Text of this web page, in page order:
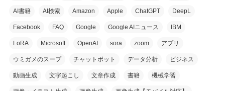
AI書籍 AI検索 Amazon Apple ChatGPT DeepL
Facebook FAQ Google Google AIニュース IBM
LoRA Microsoft OpenAI sora zoom アプリ
ウミガメのスープ チャットボット データ分析 ビジネス
動画生成 文字起こし 文章作成 書籍 機械学習